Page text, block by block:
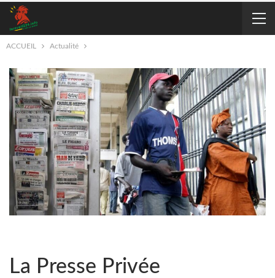
ACCUEIL Actualité
La Presse Privée